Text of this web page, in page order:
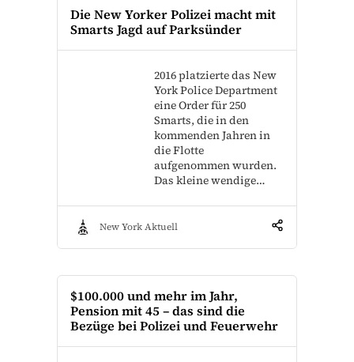
Die New Yorker Polizei macht mit
Smarts Jagd auf Parksünder
2016 platzierte das New
York Police Department
eine Order für 250
Smarts, die in den
kommenden Jahren in
die Flotte
aufgenommen wurden.
Das kleine wendige…
New York Aktuell
$100.000 und mehr im Jahr,
Pension mit 45 – das sind die
Bezüge bei Polizei und Feuerwehr